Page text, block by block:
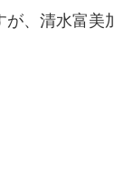
、清水富美